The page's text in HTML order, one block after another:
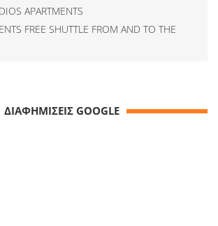
APARTMENTS
FREE SHUTTLE FROM AND TO THE
ΔΙΑΦΗΜΙΣΕΙΣ GOOGLE